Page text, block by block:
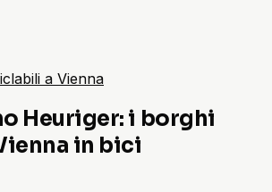
a Vienna
Heuriger: i borghi
in bici